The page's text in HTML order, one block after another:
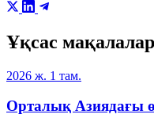
Ұқсас мақалалар
2026 ж. 1 там.
Орталық Азиядағы